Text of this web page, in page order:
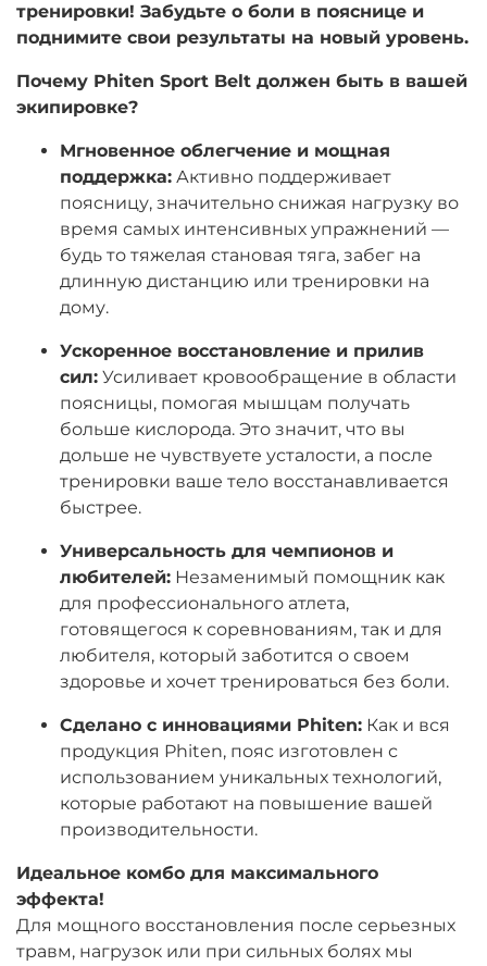
тренировки! Забудьте о боли в пояснице и
поднимите свои результаты на новый уровень.
Почему Phiten Sport Belt должен быть в вашей
экипировке?
Мгновенное облегчение и мощная
поддержка: Активно поддерживает
поясницу, значительно снижая нагрузку во
время самых интенсивных упражнений —
будь то тяжелая становая тяга, забег на
длинную дистанцию или тренировки на
дому.
Ускоренное восстановление и прилив
сил: Усиливает кровообращение в области
поясницы, помогая мышцам получать
больше кислорода. Это значит, что вы
дольше не чувствуете усталости, а после
тренировки ваше тело восстанавливается
быстрее.
Универсальность для чемпионов и
любителей: Незаменимый помощник как
для профессионального атлета,
готовящегося к соревнованиям, так и для
любителя, который заботится о своем
здоровье и хочет тренироваться без боли.
Сделано с инновациями Phiten: Как и вся
продукция Phiten, пояс изготовлен с
использованием уникальных технологий,
которые работают на повышение вашей
производительности.
Идеальное комбо для максимального
эффекта!
Для мощного восстановления после серьезных
травм, нагрузок или при сильных болях мы